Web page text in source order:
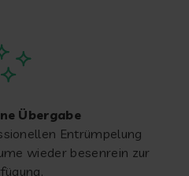
Übergabe
Entrümpelung
wieder besenrein zur